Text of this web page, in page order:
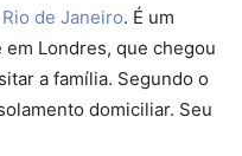
de Janeiro. É um
Londres, que chegou
a família. Segundo o
domiciliar. Seu